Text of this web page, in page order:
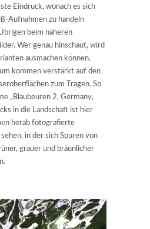
Eindruck, wonach es sich
Aufnahmen zu handeln
beim näheren
Wer genau hinschaut, wird
ausmachen können.
kommen verstärkt auf den
zum Tragen. So
„Blaubeuren 2, Germany,
in die Landschaft ist hier
herab fotografierte
in der sich Spuren von
grauer und bräunlicher